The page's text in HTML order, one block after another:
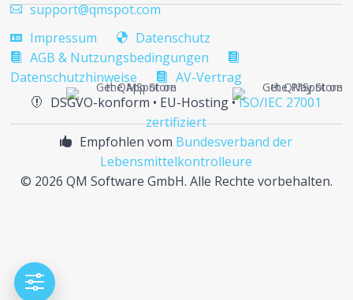
 support@qmspot.com
 Impressum  Datenschutz
 AGB & Nutzungsbedingungen 
Datenschutzhinweise  AV-Vertrag
 DSGVO-konform • EU-Hosting •ISO/IEC 27001
zertifiziert
 Empfohlen vom Bundesverband der
Lebensmittelkontrolleure
© 2026 QM Software GmbH. Alle Rechte vorbehalten.
f